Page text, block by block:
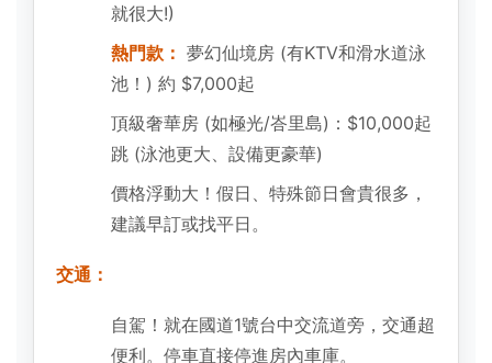
就很大!)
熱門款： 夢幻仙境房 (有KTV和滑水道泳
池！) 約 $7,000起
頂級奢華房 (如極光/峇里島)：$10,000起
跳 (泳池更大、設備更豪華)
價格浮動大！假日、特殊節日會貴很多，
建議早訂或找平日。
交通：
自駕！就在國道1號台中交流道旁，交通超
便利。停車直接停進房內車庫。